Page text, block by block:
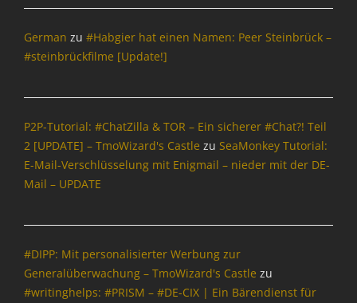
German zu #Habgier hat einen Namen: Peer Steinbrück –
#steinbrückfilme [Update!]
P2P-Tutorial: #ChatZilla & TOR – Ein sicherer #Chat?! Teil
2 [UPDATE] – TmoWizard's Castle zu SeaMonkey Tutorial:
E-Mail-Verschlüsselung mit Enigmail – nieder mit der DE-
Mail – UPDATE
#DIPP: Mit personalisierter Werbung zur
Generalüberwachung – TmoWizard's Castle zu
#writinghelps: #PRISM – #DE-CIX | Ein Bärendienst für